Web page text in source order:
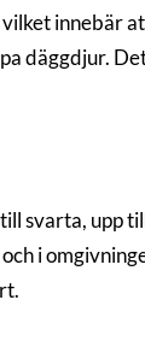
innebär
däggdjur.
svarta, upp
i